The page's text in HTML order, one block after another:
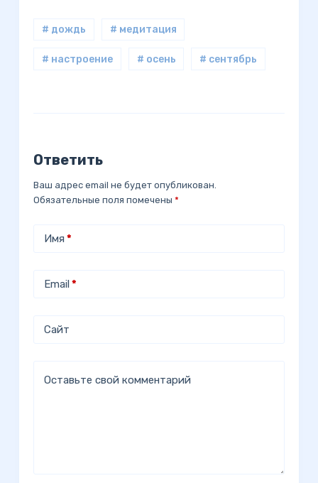
# дождь # медитация
# настроение # осень # сентябрь
Ответить
Ваш адрес email не будет опубликован.
Обязательные поля помечены *
Имя *
Email*
Сайт
Оставьте свой комментарий